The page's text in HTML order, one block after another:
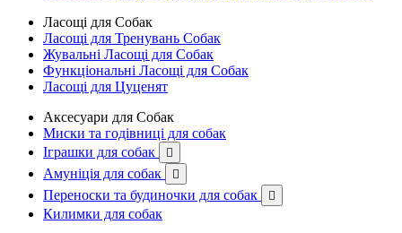
Ласощі для Собак
Ласощі для Тренувань Собак
Жувальні Ласощі для Собак
Функціональні Ласощі для Собак
Ласощі для Цуценят
Аксесуари для Собак
Миски та годівниці для собак
Іграшки для собак

Амуніція для собак 
Переноски та будиночки для собак 
Килимки для собак